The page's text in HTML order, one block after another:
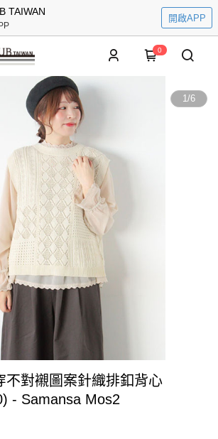
TAIWAN
開啟APP
0
1/6
不對襯圖案針織排釦背心
- Samansa Mos2